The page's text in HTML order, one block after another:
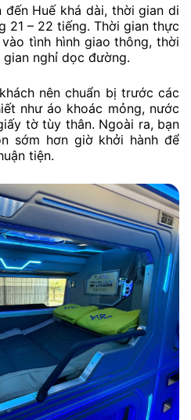
đến Huế khá dài, thời gian di
21 – 22 tiếng. Thời gian thực
tình hình giao thông, thời
nghỉ dọc đường.
nên chuẩn bị trước các
như áo khoác mỏng, nước
tờ tùy thân. Ngoài ra, bạn
sớm hơn giờ khởi hành để
tiện.